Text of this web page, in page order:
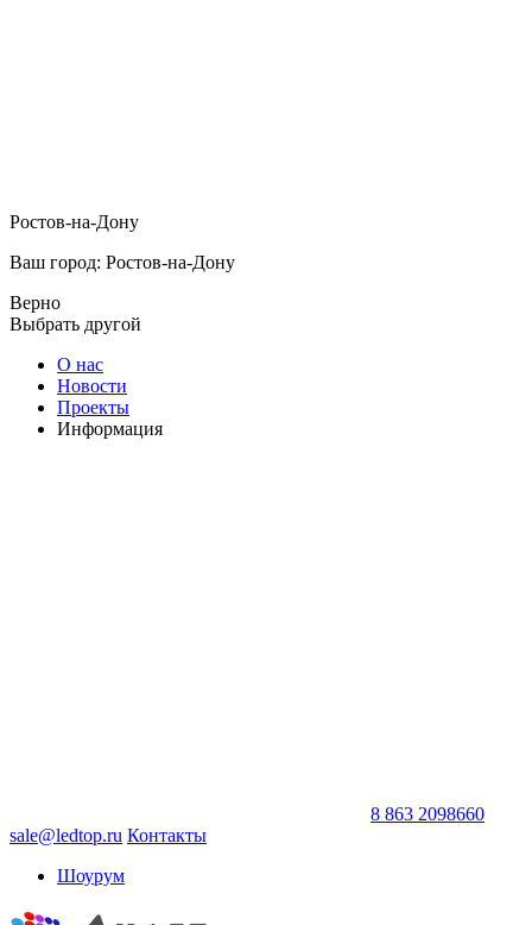
Ростов-на-Дону
Ваш город: Ростов-на-Дону
Верно
Выбрать другой
О нас
Новости
Проекты
Информация
8 863 2098660
sale@ledtop.ru Контакты
Шоурум